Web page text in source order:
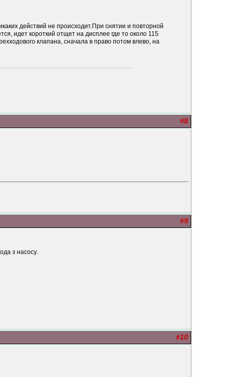
действий не происходит.При снятии и повторной
идет короткий отщет на дисплее где то около 115
клапана, сначала в право потом влево, на
#8
#9
з насосу.
#10